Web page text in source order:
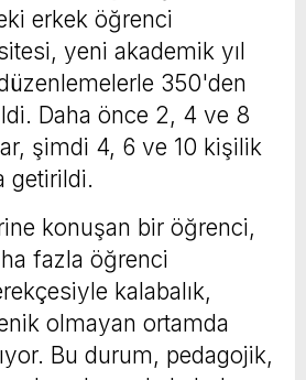
erkek öğrenci
yeni akademik yıl
350'den
Daha önce 2, 4 ve 8
şimdi 4, 6 ve 10 kişilik
getirildi.
konuşan bir öğrenci,
fazla öğrenci
kalabalık,
olmayan ortamda
Bu durum, pedagojik,